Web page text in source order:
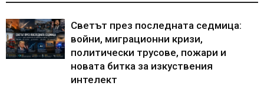
Светът през последната седмица:
войни, миграционни кризи,
политически трусове, пожари и
новата битка за изкуствения
интелект